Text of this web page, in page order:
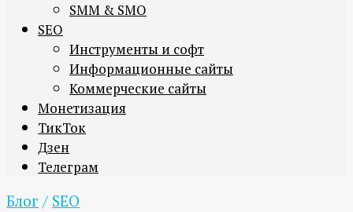
SMM & SMO
SEO
Инструменты и софт
Информационные сайты
Коммерческие сайты
Монетизация
ТикТок
Дзен
Телеграм
Блог / SEO